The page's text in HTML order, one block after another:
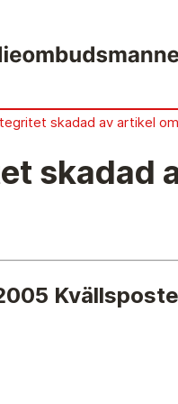
systemet
fattar de avgörande
– grunden i det
till det medieetiska
skadad av artikel
skadad